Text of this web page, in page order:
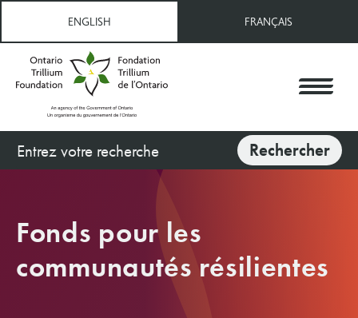
principal
ENGLISH FRANÇAIS
Rechercher Rechercher
Fonds pour les
communautés résilientes